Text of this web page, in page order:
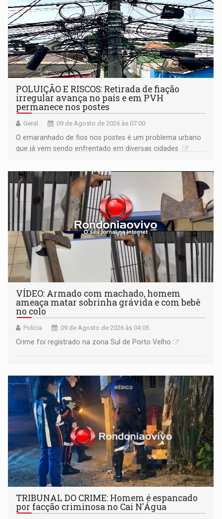
POLUIÇÃO E RISCOS: Retirada de fiação
irregular avança no país e em PVH
permanece nos postes
Geral 09 de Agosto de 2026 às 07:00
O emaranhado de fios nos postes é um problema urbano
que já vem sendo enfrentado em diversas cidades
VÍDEO: Armado com machado, homem
ameaça matar sobrinha grávida e com bebê
no colo
Polícia 09 de Agosto de 2026 às 04:05
Crime foi registrado na zona Sul de Porto Velho
TRIBUNAL DO CRIME: Homem é espancado
por facção criminosa no Cai N'Água